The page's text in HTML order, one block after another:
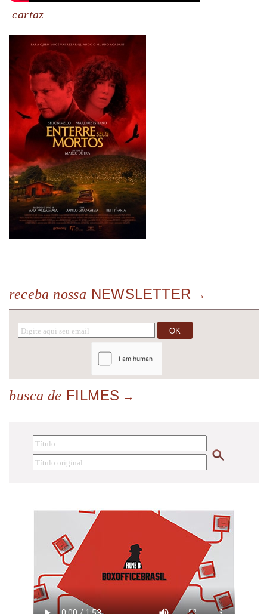
cartaz
receba nossa NEWSLETTER
busca de FILMES